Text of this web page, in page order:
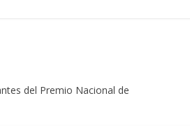
del Premio Nacional de